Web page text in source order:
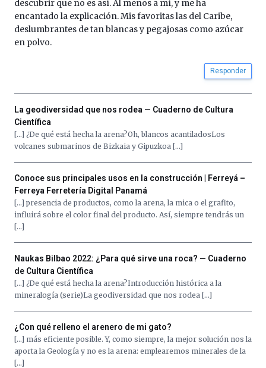
Cátedra…
descubrir que no es así. Al menos a mí, y me ha
encantado la explicación. Mis favoritas las del Caribe,
deslumbrantes de tan blancas y pegajosas como azúcar
en polvo.
Responder
La geodiversidad que nos rodea — Cuaderno de Cultura
Científica
[…] ¿De qué está hecha la arena?Oh, blancos acantiladosLos
volcanes submarinos de Bizkaia y Gipuzkoa […]
Conoce sus principales usos en la construcción | Ferreyá –
Ferreya Ferretería Digital Panamá
[…] presencia de productos, como la arena, la mica o el grafito,
influirá sobre el color final del producto. Así, siempre tendrás un
[…]
Naukas Bilbao 2022: ¿Para qué sirve una roca? — Cuaderno
de Cultura Científica
[…] ¿De qué está hecha la arena?Introducción histórica a la
mineralogía (serie)La geodiversidad que nos rodea […]
¿Con qué relleno el arenero de mi gato?
[…] más eficiente posible. Y, como siempre, la mejor solución nos la
aporta la Geología y no es la arena: emplearemos minerales de la
[…]